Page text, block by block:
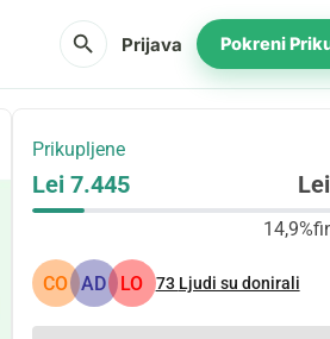
search Prijava Pokreni
Prikupljene
Lei 7.445
14,9%
CO AD LO 73 Ljudi su donirali